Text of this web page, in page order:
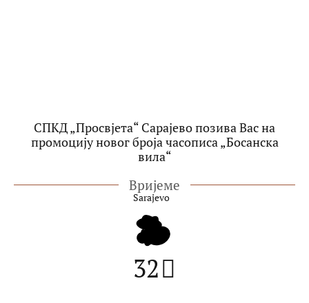
СПКД „Просвјета“ Сарајево позива Вас на
промоцију новог броја часописа „Босанска
вила“
Вријеме
Sarajevo
32